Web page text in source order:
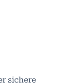
sichere